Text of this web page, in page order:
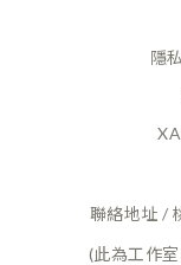
隱
聯絡地址 /
(此為工作